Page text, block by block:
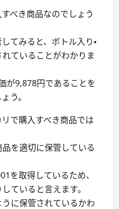
べき商品なのでしょう
てみると、ボトル入り・
ていることがわかりま
が9,878円であることを
う。
で購入すべき商品では
を適切に保管している
を取得しているため、
ていると言えます。
に保管されているかわ